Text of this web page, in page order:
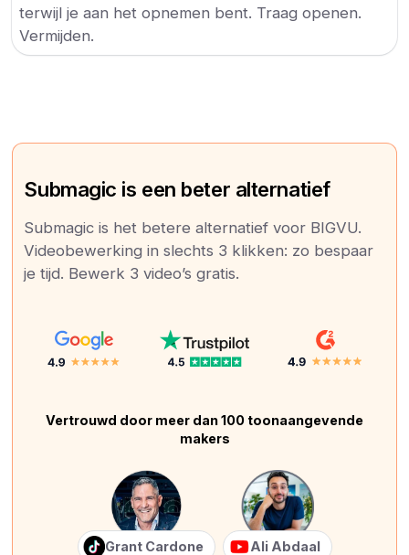
terwijl je aan het opnemen bent. Traag openen.
Vermijden.
Submagic is een beter alternatief
Submagic is het betere alternatief voor BIGVU.
Videobewerking in slechts 3 klikken: zo bespaar
je tijd. Bewerk 3 video’s gratis.
Vertrouwd door meer dan 100 toonaangevende
makers
Grant Cardone Ali Abdaal